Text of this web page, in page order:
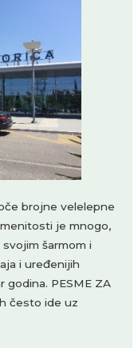
brojne velelepne
je mnogo,
šarmom i
i uređenijih
godina. PESME ZA
često ide uz